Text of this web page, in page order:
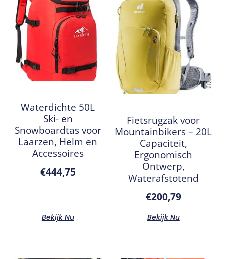
Waterdichte 50L
Ski- en
Snowboardtas voor
Laarzen, Helm en
Accessoires
€444,75
Bekijk Nu
Fietsrugzak voor
Mountainbikers – 20L
Capaciteit,
Ergonomisch
Ontwerp,
Waterafstotend
€200,79
Bekijk Nu